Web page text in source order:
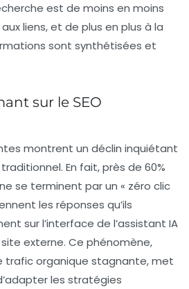
est de moins en moins
liens, et de plus en plus à la
sont synthétisées et
sur le SEO
montrent un déclin inquiétant
En fait, près de 60%
se terminent par un « zéro clic
les réponses qu’ils
sur l’interface de l’assistant IA
externe. Ce phénomène,
trafic organique stagnante, met
les stratégies